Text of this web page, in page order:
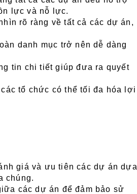
lực và nỗ lực.
rõ ràng về tất cả các dự án,
danh mục trở nên dễ dàng
tin chi tiết giúp đưa ra quyết
tổ chức có thể tối đa hóa lợi
giá và ưu tiên các dự án dựa
chúng.
các dự án để đảm bảo sử